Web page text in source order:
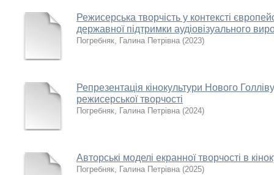
Режисерська творчість у контексті
державної підтримки аудіовізуального
Погребняк, Галина Петрівна (2023)
Репрезентація кінокультури Нового
режисерської творчості
Погребняк, Галина Петрівна (2024)
Авторські моделі екранної творчості в
Погребняк, Галина Петрівна (2025)